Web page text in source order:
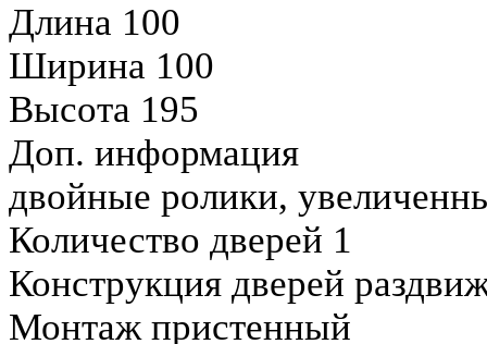
Длина 100
Ширина 100
Высота 195
Доп. информация
двойные ролики,
Количество дверей 1
Конструкция дверей
Монтаж пристенный